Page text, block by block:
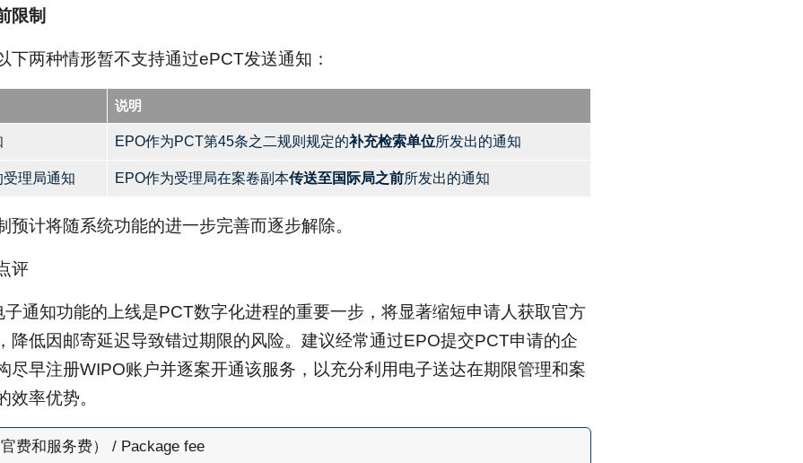
限制
下两种情形暂不支持通过ePCT发送通知：
说明
EPO作为PCT第45条之二规则规定的补充检索单位所发出的通知
理局通知 EPO作为受理局在案卷副本传送至国际局之前所发出的通知
预计将随系统功能的进一步完善而逐步解除。
评
子通知功能的上线是PCT数字化进程的重要一步，将显著缩短申请人获取官方
降低因邮寄延迟导致错过期限的风险。建议经常通过EPO提交PCT申请的企
尽早注册WIPO账户并逐案开通该服务，以充分利用电子送达在期限管理和案
效率优势。
费和服务费） / Package fee